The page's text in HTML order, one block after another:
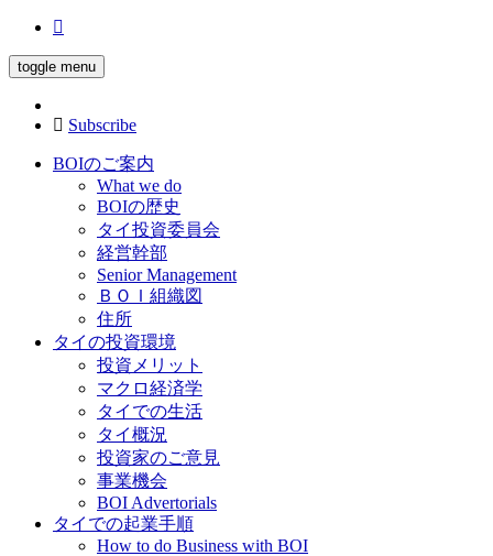
toggle menu
Subscribe
BOIのご案内
What we do
BOIの歴史
タイ投資委員会
経営幹部
Senior Management
ＢＯＩ組織図
住所
タイの投資環境
投資メリット
マクロ経済学
タイでの生活
タイ概況
投資家のご意見
事業機会
BOI Advertorials
タイでの起業手順
How to do Business with BOI